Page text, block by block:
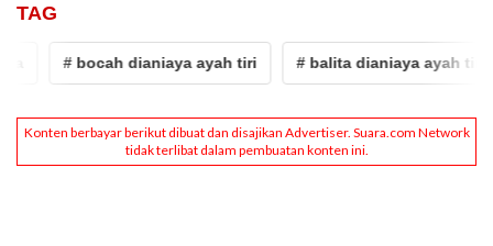
TAG
# bocah dianiaya ayah tiri # balita dianiaya ayah tiri